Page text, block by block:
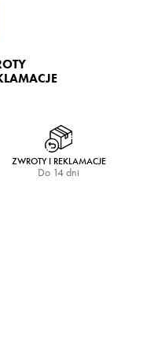
ZWROTY I REKLAMACJE
Do 14 dni